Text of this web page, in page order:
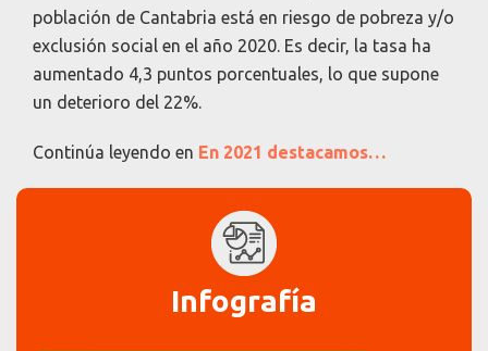
población de Cantabria está en riesgo de pobreza y/o
exclusión social en el año 2020. Es decir, la tasa ha
aumentado 4,3 puntos porcentuales, lo que supone
un deterioro del 22%.
Continúa leyendo en En 2021 destacamos…
Infografía